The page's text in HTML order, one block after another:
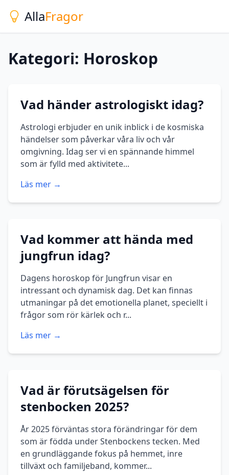
AllaFragor
Kategori: Horoskop
Vad händer astrologiskt idag?
Astrologi erbjuder en unik inblick i de kosmiska
händelser som påverkar våra liv och vår
omgivning. Idag ser vi en spännande himmel
som är fylld med aktivitete...
Läs mer →
Vad kommer att hända med
jungfrun idag?
Dagens horoskop för Jungfrun visar en
intressant och dynamisk dag. Det kan finnas
utmaningar på det emotionella planet, speciellt i
frågor som rör kärlek och r...
Läs mer →
Vad är förutsägelsen för
stenbocken 2025?
År 2025 förväntas stora förändringar för dem
som är födda under Stenbockens tecken. Med
en grundläggande fokus på hemmet, inre
tillväxt och familjeband, kommer...